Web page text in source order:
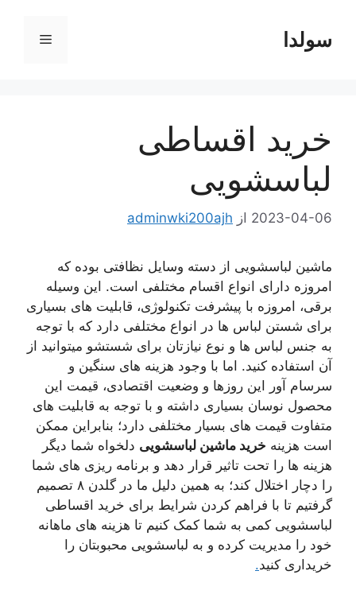
محتواسولدا فهرست
خرید اقساطی
لباسشویی
2023-04-06 از adminwki200ajh
ماشین لباسشویی از دسته وسایل نظافتی بوده که
امروزه دارای انواع اقسام مختلفی است. این وسیله
برقی، امروزه با پیشرفت تکنولوژی، قابلیت های بسیاری
برای شستن لباس ها در انواع مختلفی دارد که با توجه
به جنس لباس ها و نوع نیازتان برای شستشو میتوانید از
آن استفاده کنید. اما با وجود هزینه های سنگین و
سرسام آور این روزها و وضعیت اقتصادی، قیمت این
محصول نوسان بسیاری داشته و با توجه به قابلیت های
متفاوت قیمت های بسیار مختلفی دارد؛ بنابراین ممکن
است هزینه خرید ماشین لباسشویی دلخواه شما دیگر
هزینه ها را تحت تاثیر قرار دهد و برنامه ریزی های شما
را دچار اختلال کند؛ به همین دلیل ما در گلدن ۸ تصمیم
گرفتیم تا با فراهم کردن شرایط برای خرید اقساطی
لباسشویی کمی به شما کمک کنیم تا هزینه های ماهانه
خود را مدیریت کرده و به لباسشویی محبوبتان را
خریداری کنید.